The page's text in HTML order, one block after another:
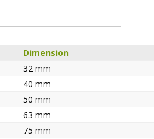
Dimension
32 mm
40 mm
50 mm
63 mm
75 mm